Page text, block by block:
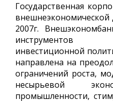
Государственная
внешнеэкономической
2007г.
инструментов
инвестиционной
направлена на
ограничений роста,
несырьевой
промышленности,